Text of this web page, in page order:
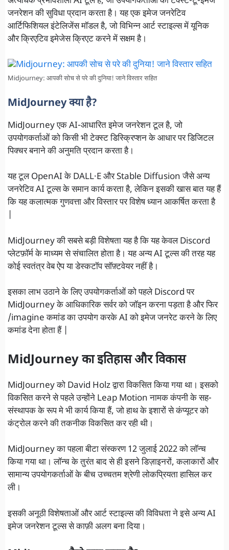
जनरेशन की सुविधा प्रदान करता है। यह एक इमेज जनरेटिव
आर्टिफिशियल इंटेलिजेंस मॉडल है, जो विभिन्न आर्ट स्टाइल्स में यूनिक
और क्रिएटिव इमेजेस क्रिएट करने में सक्षम है।
Midjourney: आपकी सोच से परे की दुनिया! जाने विस्तार सहित
MidJourney क्या है?
MidJourney एक AI-आधारित इमेज जनरेशन टूल है, जो
उपयोगकर्ताओं को किसी भी टेक्स्ट डिस्क्रिप्शन के आधार पर डिजिटल
पिक्चर बनाने की अनुमति प्रदान करता है।
यह टूल OpenAI के DALL·E और Stable Diffusion जैसे अन्य
जनरेटिव AI टूल्स के समान कार्य करता है, लेकिन इसकी खास बात यह हैं
कि यह कलात्मक गुणवत्ता और विस्तार पर विशेष ध्यान आकर्षित करता है
MidJourney की सबसे बड़ी विशेषता यह है कि यह केवल Discord
प्लेटफ़ॉर्म के माध्यम से संचालित होता है। यह अन्य AI टूल्स की तरह यह
कोई स्वतंत्र वेब ऐप या डेस्कटॉप सॉफ़्टवेयर नहीं है।
इसका लाभ उठाने के लिए उपयोगकर्ताओं को पहले Discord पर
MidJourney के आधिकारिक सर्वर को जॉइन करना पड़ता है और फिर
/imagine कमांड का उपयोग करके AI को इमेज जनरेट करने के लिए
कमांड देना होता हैं |
MidJourney का इतिहास और विकास
MidJourney को David Holz द्वारा विकसित किया गया था। इसको
विकसित करने से पहले उन्होंने Leap Motion नामक कंपनी के सह-
संस्थापक के रूप मे भी कार्य किया हैं, जो हाथ के इशारों से कंप्यूटर को
कंट्रोल करने की तकनीक विकसित कर रही थी।
MidJourney का पहला बीटा संस्करण 12 जुलाई 2022 को लॉन्च
किया गया था। लॉन्च के तुरंत बाद से ही इसने डिज़ाइनरों, कलाकारों और
सामान्य उपयोगकर्ताओं के बीच उच्चतम श्रेणी लोकप्रियता हासिल कर
ली।
इसकी अनूठी विशेषताओं और आर्ट स्टाइल्स की विविधता ने इसे अन्य AI
इमेज जनरेशन टूल्स से काफ़ी अलग बना दिया।